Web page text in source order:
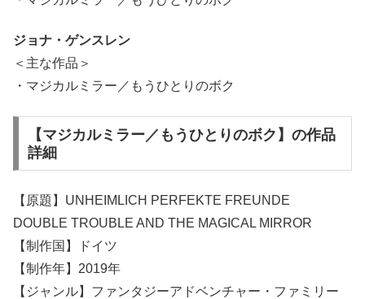
ジョナ・ゲンスレン
＜主な作品＞
・マジカルミラー／もうひとりのボク
【マジカルミラー／もうひとりのボク】の作品
詳細
【原題】UNHEIMLICH PERFEKTE FREUNDE
DOUBLE TROUBLE AND THE MAGICAL MIRROR
【制作国】ドイツ
【制作年】2019年
【ジャンル】ファンタジーアドベンチャー・ファミリー